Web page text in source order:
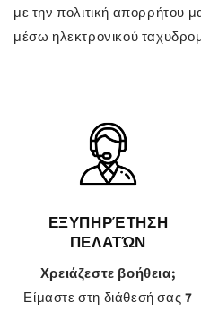
με την πολιτική απορρήτου
μέσω ηλεκτρονικού
ΕΞΥΠΗΡΈΤΗΣΗ
ΠΕΛΑΤΏΝ
Χρειάζεστε βοήθεια;
Είμαστε στη διάθεσή σας7